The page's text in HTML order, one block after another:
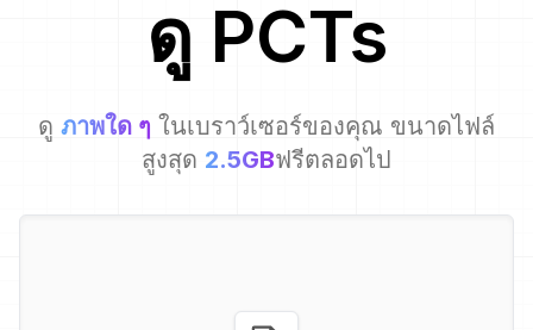
ดู PCTs
ดู ภาพใด ๆ ในเบราว์เซอร์ของคุณ ขนาดไฟล์
สูงสุด 2.5GBฟรีตลอดไป